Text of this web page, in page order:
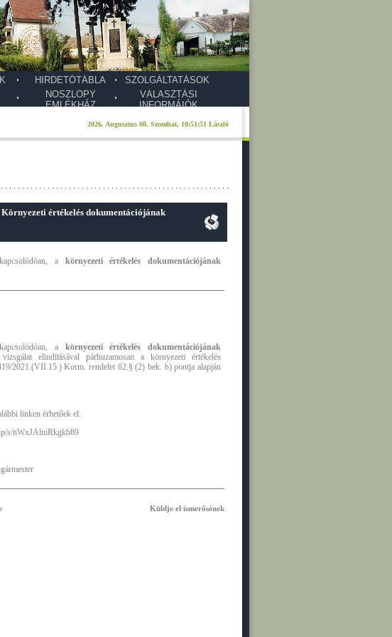
HIRDETŐTÁBLA
SZOLGÁLTATÁSOK
NOSZLOPY
EMLÉKHÁZ
VÁLASZTÁSI
INFORMÁIÓK
értékelés dokumentációjának
a környezeti értékelés dokumentációjának
a környezeti értékelés dokumentációjának
elindításával párhuzamosan a környezeti értékelés
2021.(VII.15.) Korm. rendelet 62.§ (2) bek. b) pontja alapján
linken érhetőek el:
s/nWxJAlniRkgkb89
Küldje el ismerősének